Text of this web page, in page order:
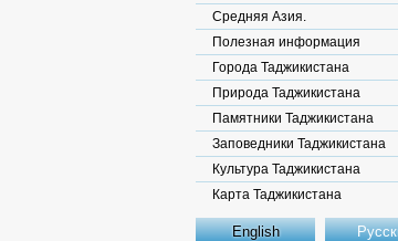
Средняя Азия.
Полезная информация
Города Таджикистана
Природа Таджикистана
Памятники Таджикистана
Заповедники Таджикистана
Культура Таджикистана
Карта Таджикистана
English